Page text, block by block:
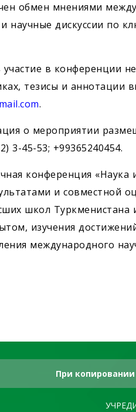
обмен мнениями
научные дискуссии по
в конференции
тезисы и аннотации
.
о мероприятии
3-45-53; +99365240454.
конференция «Наука
и совместной
школ Туркменистана
изучения
международного
При